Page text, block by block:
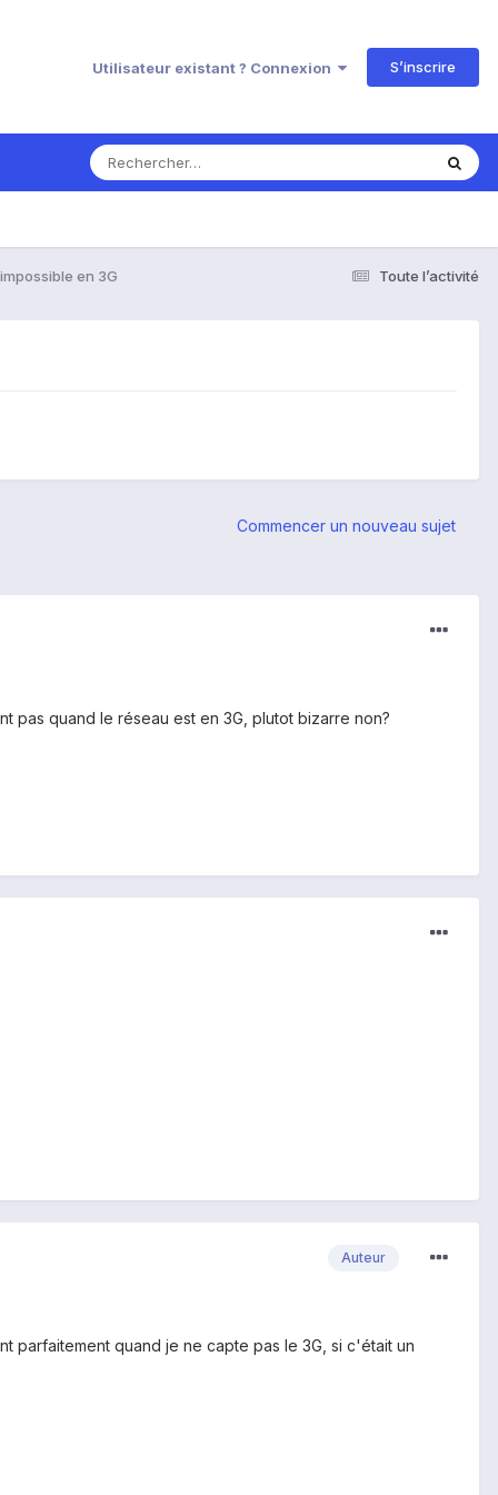
Utilisateur existant ? Connexion S’inscrire
Toute l’activité
en 3G
Commencer un nouveau sujet
pas quand le réseau est en 3G, plutot bizarre non?
Auteur
parfaitement quand je ne capte pas le 3G, si c'était un